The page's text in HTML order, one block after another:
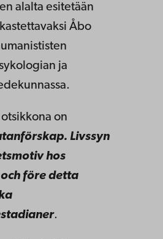
alalta esitetään
Åbo
ja
on
Livssyn
hos
före detta
.